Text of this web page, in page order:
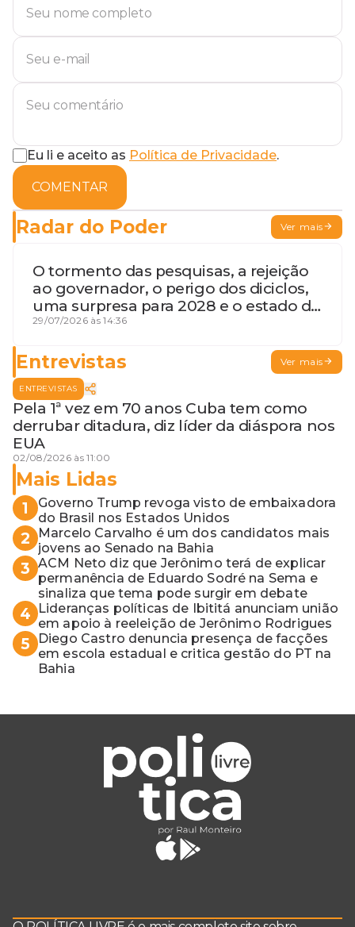
Eu li e aceito as Política de Privacidade.
COMENTAR
Radar do Poder Ver mais
O tormento das pesquisas, a rejeição
ao governador, o perigo dos diciclos,
uma surpresa para 2028 e o estado de
terceira guerra mundial
29/07/2026 às 14:36
Entrevistas Ver mais
ENTREVISTAS
Pela 1ª vez em 70 anos Cuba tem como
derrubar ditadura, diz líder da diáspora nos
EUA
02/08/2026 às 11:00
Mais Lidas
1
Governo Trump revoga visto de embaixadora
do Brasil nos Estados Unidos
2
Marcelo Carvalho é um dos candidatos mais
jovens ao Senado na Bahia
3 ACM Neto diz que Jerônimo terá de explicar
permanência de Eduardo Sodré na Sema e
sinaliza que tema pode surgir em debate
4
Lideranças políticas de Ibititá anunciam união
em apoio à reeleição de Jerônimo Rodrigues
5
Diego Castro denuncia presença de facções
em escola estadual e critica gestão do PT na
Bahia